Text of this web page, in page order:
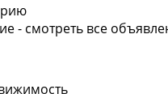
- смотреть все